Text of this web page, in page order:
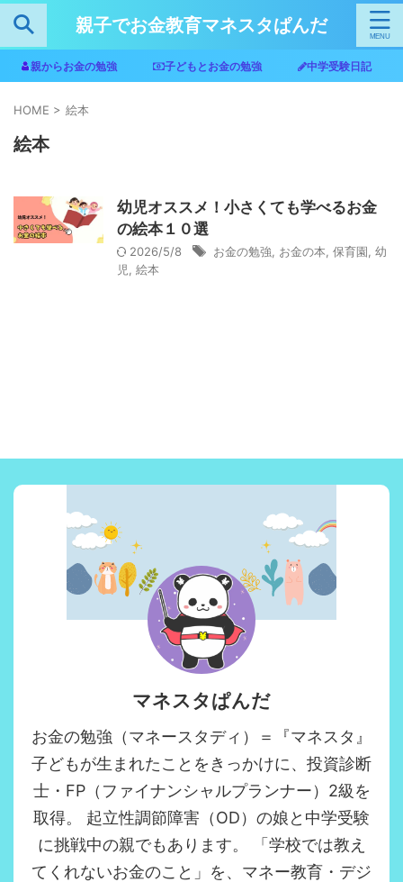
親子でお金教育マネスタぱんだ
親からお金の勉強 子どもとお金の勉強 中学受験日記
HOME > 絵本
絵本
幼児オススメ！小さくても学べるお金
の絵本１０選
2026/5/8 お金の勉強 お金の本 保育園 幼
児
絵本
マネスタぱんだ
お金の勉強（マネースタディ）＝『マネスタ』
子どもが生まれたことをきっかけに、投資診断
士・FP（ファイナンシャルプランナー）2級を
取得。 起立性調節障害（OD）の娘と中学受験
に挑戦中の親でもあります。 「学校では教え
てくれないお金のこと」を、マネー教育・デジ